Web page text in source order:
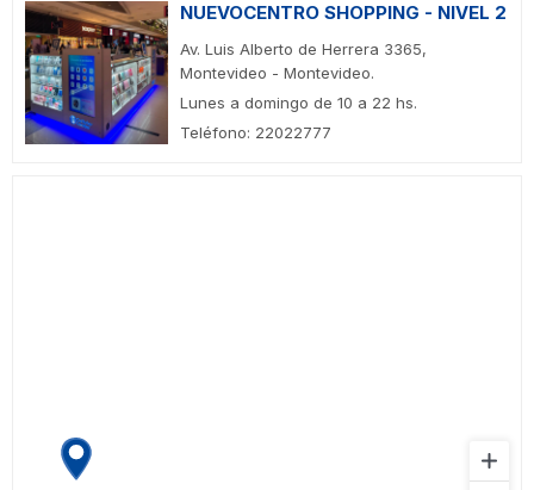
NUEVOCENTRO SHOPPING - NIVEL 2
Av. Luis Alberto de Herrera 3365,
Montevideo - Montevideo.
Lunes a domingo de 10 a 22 hs.
Teléfono: 22022777